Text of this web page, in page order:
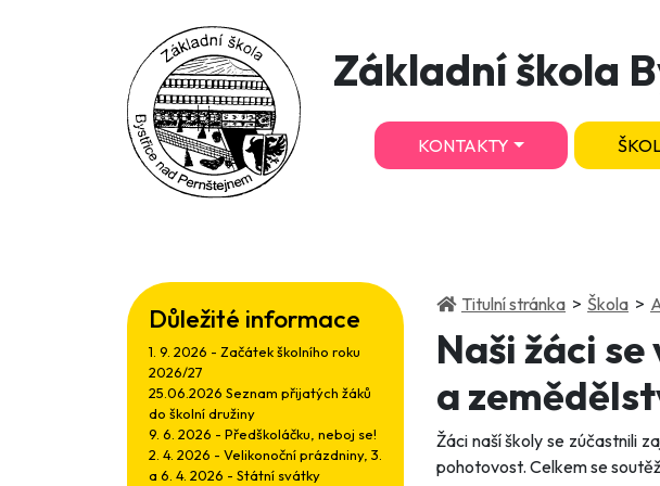
Základní škola
KONTAKTY
Důležité informace
1. 9. 2026 - Začátek školního roku
2026/27
25.06.2026 Seznam přijatých žáků
do školní družiny
9. 6. 2026 - Předškoláčku, neboj se!
2. 4. 2026 - Velikonoční prázdniny, 3.
a 6. 4. 2026 - Státní svátky
Titulní stránka(current)
Škola
Naši žáci
a
Žáci naší školy se zúčastnili
pohotovost. Celkem se